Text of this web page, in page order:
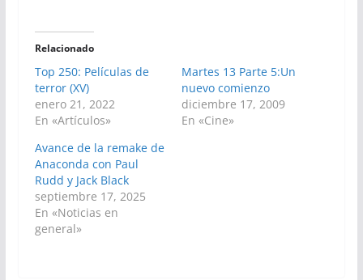
Relacionado
Top 250: Películas de
terror (XV)
enero 21, 2022
En «Artículos»
Martes 13 Parte 5:Un
nuevo comienzo
diciembre 17, 2009
En «Cine»
Avance de la remake de
Anaconda con Paul
Rudd y Jack Black
septiembre 17, 2025
En «Noticias en
general»